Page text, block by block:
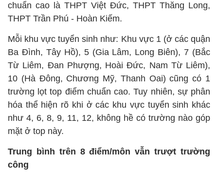
chuẩn cao là THPT Việt Đức, THPT Thăng Long,
THPT Trần Phú - Hoàn Kiếm.
Mỗi khu vực tuyển sinh như: Khu vực 1 (ở các quận
Ba Đình, Tây Hồ), 5 (Gia Lâm, Long Biên), 7 (Bắc
Từ Liêm, Đan Phượng, Hoài Đức, Nam Từ Liêm),
10 (Hà Đông, Chương Mỹ, Thanh Oai) cũng có 1
trường lọt top điểm chuẩn cao. Tuy nhiên, sự phân
hóa thể hiện rõ khi ở các khu vực tuyển sinh khác
như 4, 6, 8, 9, 11, 12, không hề có trường nào góp
mặt ở top này.
Trung bình trên 8 điểm/môn vẫn trượt trường
công